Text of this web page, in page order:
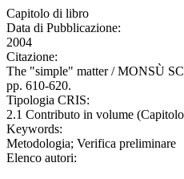
Capitolo di libro
Data di Pubblicazione:
2004
Citazione:
The "simple" matter / MONSÙ
pp. 610-620.
Tipologia CRIS:
2.1 Contributo in volume
Keywords:
Metodologia; Verifica preliminare
Elenco autori: